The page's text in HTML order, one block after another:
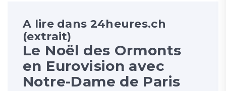
A lire dans 24heures.ch
(extrait)
Le Noël des Ormonts
en Eurovision avec
Notre-Dame de Paris